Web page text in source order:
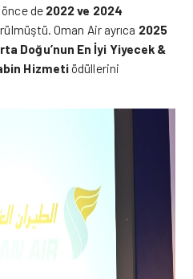
önce de 2022 ve 2024
Oman Air ayrıca 2025
Doğu’nun En İyi Yiyecek &
Hizmetiödüllerini